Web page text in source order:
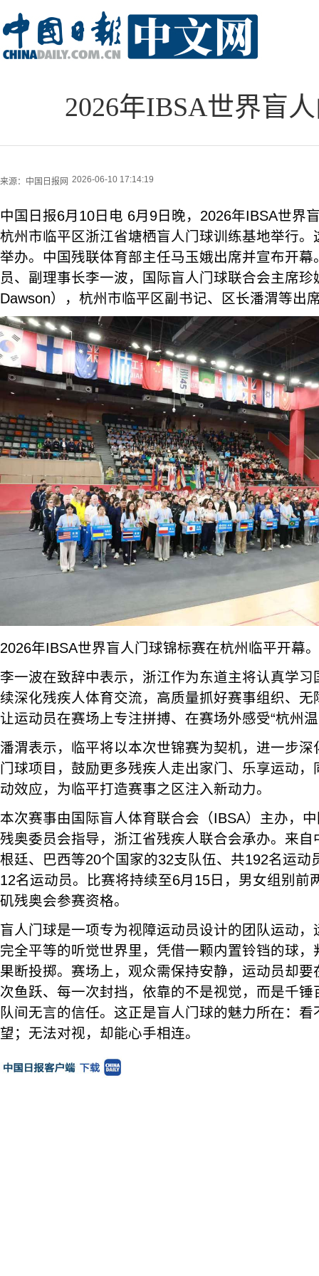
2026年IBSA世界盲
来源： 中国日报网 2026-06-10 17:14:19
中国日报6月10日电 6月9日晚，2026年IBSA世界
杭州市临平区浙江省塘栖盲人门球训练基地举行
举办。中国残联体育部主任马玉娥出席并宣布开幕
员、副理事长李一波，国际盲人门球联合会主席珍
Dawson），杭州市临平区副书记、区长潘渭等出
2026年IBSA世界盲人门球锦标赛在杭州临平开幕
李一波在致辞中表示，浙江作为东道主将认真学
续深化残疾人体育交流，高质量抓好赛事组织、
让运动员在赛场上专注拼搏、在赛场外感受“杭州
潘渭表示，临平将以本次世锦赛为契机，进一步
门球项目，鼓励更多残疾人走出家门、乐享运动
动效应，为临平打造赛事之区注入新动力。
本次赛事由国际盲人体育联合会（IBSA）主办，
残奥委员会指导，浙江省残疾人联合会承办。来
根廷、巴西等20个国家的32支队伍、共192名运动
12名运动员。比赛将持续至6月15日，男女组别前
矶残奥会参赛资格。
盲人门球是一项专为视障运动员设计的团队运动
完全平等的听觉世界里，凭借一颗内置铃铛的球
果断投掷。赛场上，观众需保持安静，运动员却
次鱼跃、每一次封挡，依靠的不是视觉，而是千
队间无言的信任。这正是盲人门球的魅力所在：
望；无法对视，却能心手相连。